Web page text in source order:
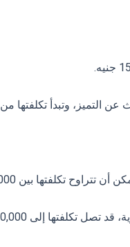
تكلفتها من 50,000 جنيه مصري.
بين 10,000 و30,000 جنيه.
إلى 150,000 جنيه أو أكثر.